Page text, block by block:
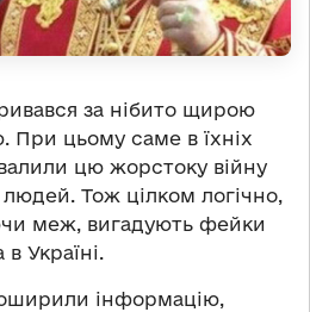
за нібито щирою
При цьому саме в їхніх
цю жорстоку війну
Тож цілком логічно,
меж, вигадують фейки
Україні.
інформацію,